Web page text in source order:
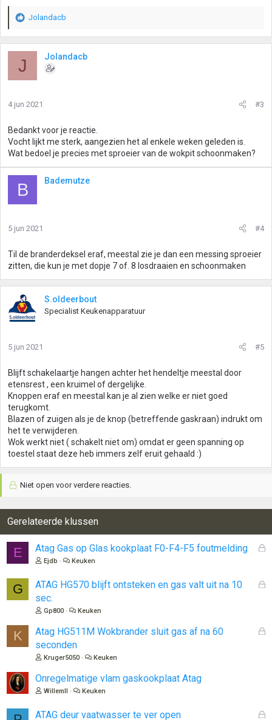
W
a
n
e
n
:
Jolandacb
J Jolandacb
4 jun 2021 #3
Bedankt voor je reactie.
Vocht lijkt me sterk, aangezien het al enkele weken geleden is.
Wat bedoel je precies met sproeier van de wokpit schoonmaken?
B Bademutze
5 jun 2021 #4
Til de branderdeksel eraf, meestal zie je dan een messing sproeier
zitten, die kun je met dopje 7 of. 8 losdraaien en schoonmaken
S.oldeerbout
Specialist Keukenapparatuur
5 jun 2021 #5
Blijft schakelaartje hangen achter het hendeltje meestal door
etensrest , een kruimel of dergelijke.
Knoppen eraf en meestal kan je al zien welke er niet goed
terugkomt.
Blazen of zuigen als je de knop (betreffende gaskraan) indrukt om
het te verwijderen.
Wok werkt niet ( schakelt niet om) omdat er geen spanning op
toestel staat deze heb immers zelf eruit gehaald :)
Niet open voor verdere reacties.
Gerelateerde klussen
E
G
Atag Gas op Glas kookplaat F0-F4-F5 foutmelding
Ejdb Keuken
G
G
o
ATAG HG570 blijft ontsteken en gas valt uit na 10
sec.
Gp800 Keuken
K
G
Atag HG511M Wokbrander sluit gas af na 60
seconden
Kruger5050 Keuken
Onregelmatige vlam gaskookplaat Atag
WillemII Keuken
G
ATAG deur vaatwasser te ver open